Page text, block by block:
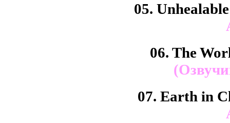
05.
06. The
07. Earth in